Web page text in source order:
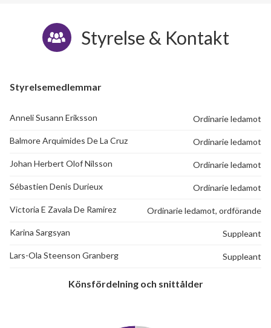
Styrelse & Kontakt
Styrelsemedlemmar
Anneli Susann Eriksson Ordinarie ledamot
Balmore Arquimides De La Cruz Ordinarie ledamot
Johan Herbert Olof Nilsson Ordinarie ledamot
Sébastien Denis Durieux Ordinarie ledamot
Victoria E Zavala De Ramirez Ordinarie ledamot, ordförande
Karina Sargsyan Suppleant
Lars-Ola Steenson Granberg Suppleant
Könsfördelning och snittålder